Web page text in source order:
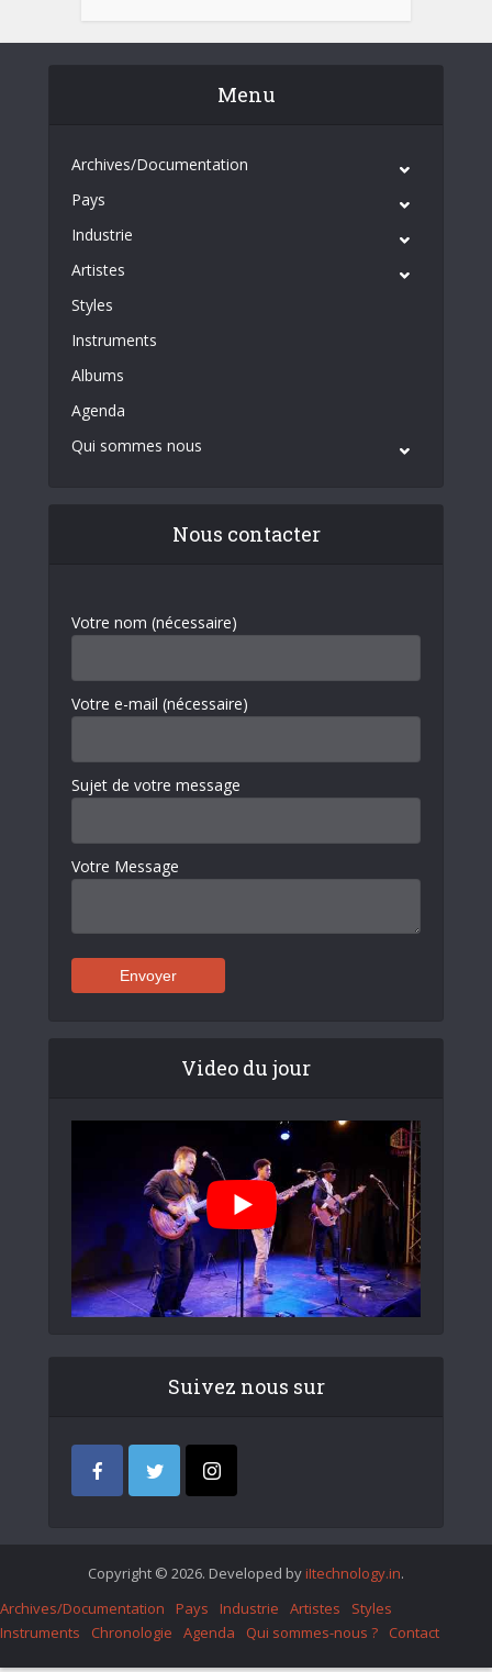
Menu
Archives/Documentation
Pays
Industrie
Artistes
Styles
Instruments
Albums
Agenda
Qui sommes nous
Nous contacter
Votre nom (nécessaire)
Votre e-mail (nécessaire)
Sujet de votre message
Votre Message
Video du jour
Suivez nous sur
Copyright © 2026. Developed by iItechnology.in.
Archives/Documentation
Pays Industrie Artistes
Styles
Instruments
Chronologie Agenda Qui sommes-nous ? Contact